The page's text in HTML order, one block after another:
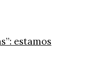
estamos